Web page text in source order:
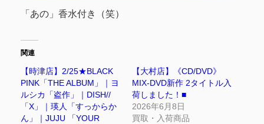
「あの」香水付き（笑）
関連
【時津店】2/25★BLACK
PINK「THE ALBUM」｜ヨ
ルシカ「盗作」｜DISH//
「X」｜瑛人「すっからか
ん」｜JUJU 「YOUR
【大村店】《CD/DVD》
MIX-DVD新作 2タイトル入
荷しました！■
2026年6月8日
買取・入荷商品